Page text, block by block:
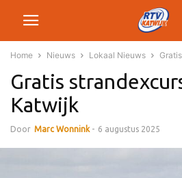
Home Nieuws Lokaal Nieuws
Gratis
Katwijk
Door Marc Wonnink - 6 augustus 2025